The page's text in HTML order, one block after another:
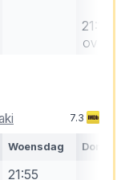
21:10
OV
7.3
Woensdag
21:55